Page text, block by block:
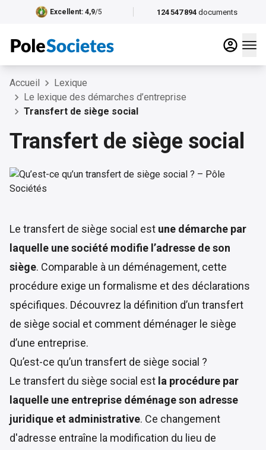
124 547 894 documents
Excellent: 4,9/5
Accueil
Lexique
Le lexique des démarches d’entreprise
Transfert de siège social
Transfert de siège social
Le transfert de siège social est une démarche par
laquelle une société modifie l’adresse de son
siège. Comparable à un déménagement, cette
procédure exige un formalisme et des déclarations
spécifiques. Découvrez la définition d’un transfert
de siège social et comment déménager le siège
d’une entreprise.
Qu’est-ce qu’un transfert de siège social ?
Le transfert du siège social est la procédure par
laquelle une entreprise déménage son adresse
juridique et administrative. Ce changement
d'adresse entraîne la modification du lieu de